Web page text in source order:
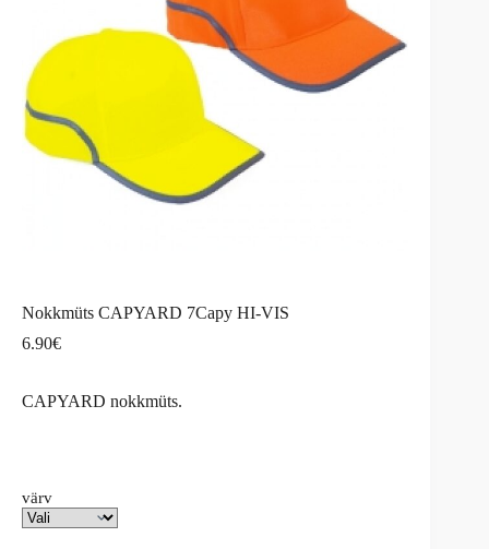
Nokkmüts CAPYARD 7Capy HI-VIS
6.90€
CAPYARD nokkmüts.
värv